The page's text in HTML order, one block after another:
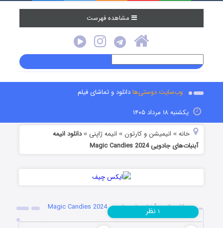
مشاهده فهرست
وب‌سایت دوستی‌هادانلود و تماشای فیلم
یکشنبه ۱۸ مرداد ۱۴۰۵
خانه » انیمیشن و کارتون » انیمه ژاپنی »دانلود انیمه
آبنبات‌های جادویی Magic Candies 2024
دانلود انیمه آبنبات‌های جادویی Magic Candies 2024
۱ نظر